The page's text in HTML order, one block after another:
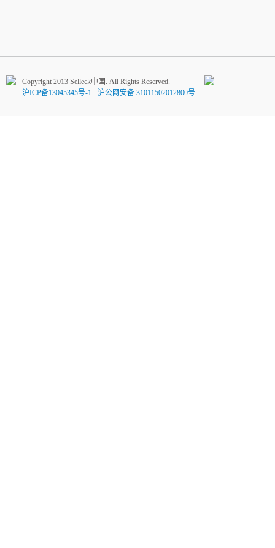
Copyright 2013 Selleck中国. All Rights Reserved.
沪ICP备13045345号-1
沪公网安备 31011502012800号